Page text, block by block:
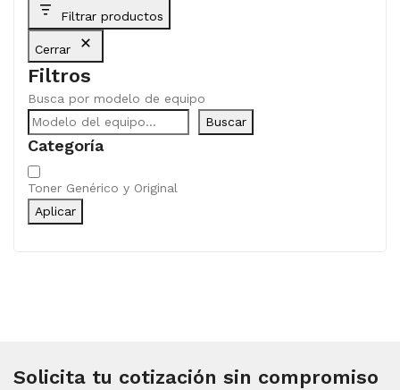
Filtrar productos
Cerrar
Filtros
Busca por modelo de equipo
Buscar
Categoría
Categoría
Toner Genérico y Original
Aplicar
Solicita tu cotización sin compromiso